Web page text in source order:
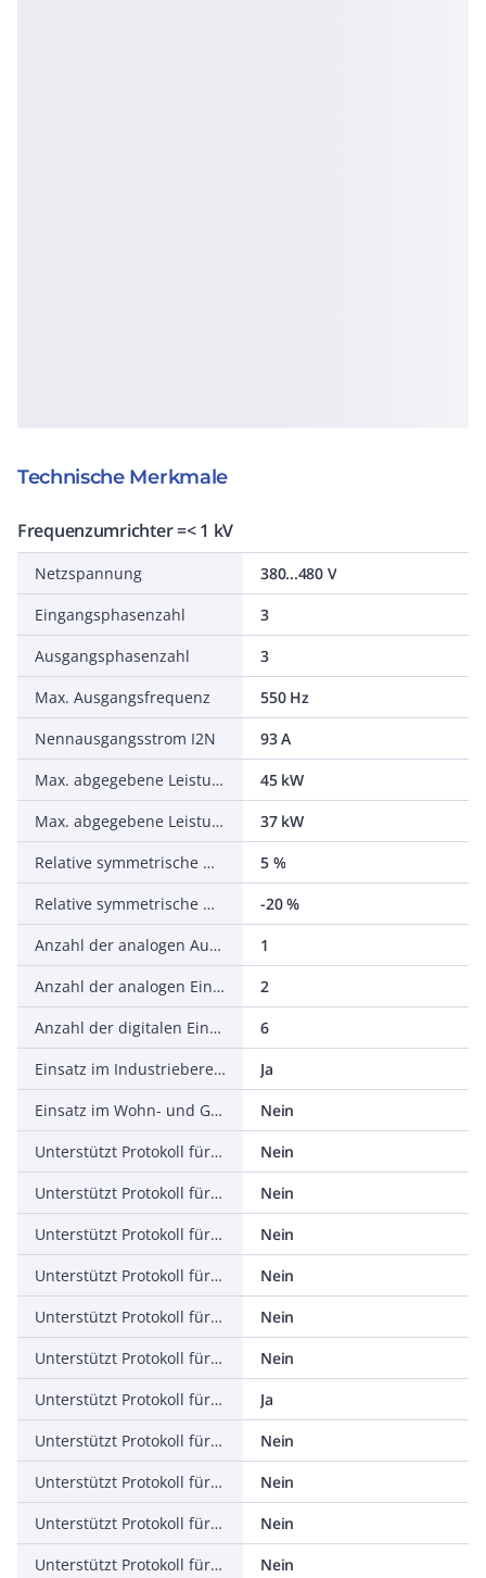
Technische Merkmale
Frequenzumrichter =< 1 kV
Netzspannung
380...480 V
Eingangsphasenzahl
3
Ausgangsphasenzahl
3
Max. Ausgangsfrequenz
550 Hz
Nennausgangsstrom I2N
93 A
Max. abgegebene Leistung bei quadrat. Belastung bei Bemessungsausgangsspannung
45 kW
Max. abgegebene Leistung bei linearer Belastung bei Bemessungsausgangsspannung
37 kW
Relative symmetrische Netzfrequenztoleranz
5 %
Relative symmetrische Netzspannungstoleranz
-20 %
Anzahl der analogen Ausgänge
1
Anzahl der analogen Eingänge
2
Anzahl der digitalen Eingänge
6
Einsatz im Industriebereich zulässig
Ja
Einsatz im Wohn- und Gewerbebereich zulässig
Nein
Unterstützt Protokoll für TCP/IP
Nein
Unterstützt Protokoll für PROFIBUS
Nein
Unterstützt Protokoll für CAN
Nein
Unterstützt Protokoll für INTERBUS
Nein
Unterstützt Protokoll für ASI
Nein
Unterstützt Protokoll für KNX
Nein
Unterstützt Protokoll für Modbus
Ja
Unterstützt Protokoll für Data-Highway
Nein
Unterstützt Protokoll für DeviceNet
Nein
Unterstützt Protokoll für SUCONET
Nein
Unterstützt Protokoll für LON
Nein